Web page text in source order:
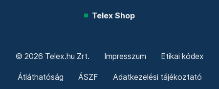
Telex Shop
© 2026 Telex.hu Zrt. Impresszum Etikai kódex
Átláthatóság ÁSZF Adatkezelési tájékoztató